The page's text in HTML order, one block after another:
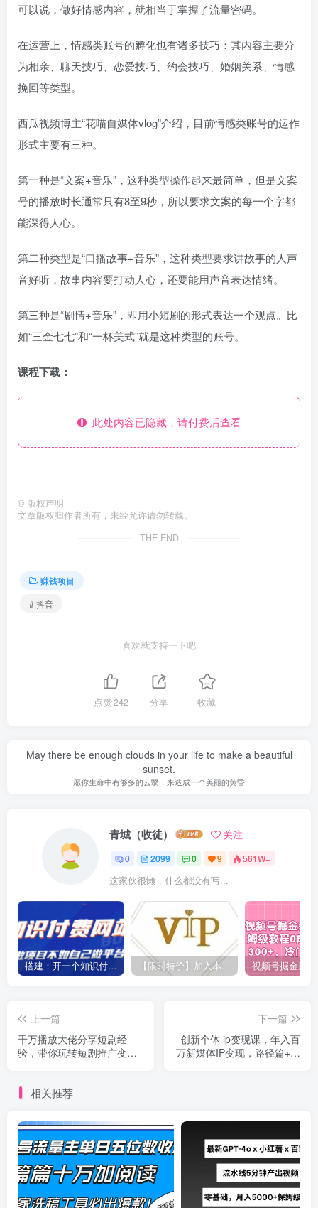
可以说，做好情感内容，就相当于掌握了流量密码。
在运营上，情感类账号的孵化也有诸多技巧：其内容主要分
为相亲、聊天技巧、恋爱技巧、约会技巧、婚姻关系、情感
挽回等类型。
西瓜视频博主“花喵自媒体vlog”介绍，目前情感类账号的运作
形式主要有三种。
第一种是“文案+音乐”，这种类型操作起来最简单，但是文案
号的播放时长通常只有8至9秒，所以要求文案的每一个字都
能深得人心。
第二种类型是“口播故事+音乐”，这种类型要求讲故事的人声
音好听，故事内容要打动人心，还要能用声音表达情绪。
第三种是“剧情+音乐”，即用小短剧的形式表达一个观点。比
如“三金七七”和“一杯美式”就是这种类型的账号。
课程下载：
此处内容已隐藏，请付费后查看
© 版权声明
文章版权归作者所有，未经允许请勿转载。
THE END
赚钱项目
# 抖音
喜欢就支持一下吧
点赞242 分享 收藏
May there be enough clouds in your life to make a beautiful
sunset.
愿你生命中有够多的云翳，来造成一个美丽的黄昏
青城（收徒） 关注
0 2099 0 9 561W+
这家伙很懒，什么都没有写...
搭建：开一个知识付费资源网站，24小时全自动赚钱！ 【限时特价】加入本站VIP会员，海量最新各大团队网赚内部教程全免费，每天持续更新！
上一篇
千万播放大佬分享短剧经
验，带你玩转短剧推广变
下一篇
创新个体 ip变现课，年入百
万新媒体IP变现，路径篇+流
相关推荐